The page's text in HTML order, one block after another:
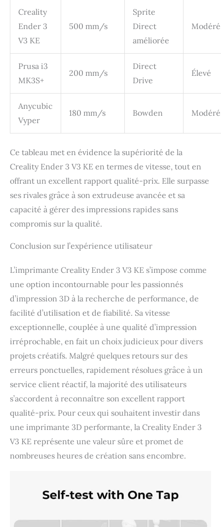
imprimantes en bon état
à tout moment.
Creality
Ender 3
V3 KE
500 mm/s
Sprite
Direct
améliorée
Modéré
Prusa i3
MK3S+
200 mm/s
Direct
Drive
Élevé
Anycubic
Vyper
180 mm/s Bowden Modéré
Ce tableau met en évidence la supériorité de la
Creality Ender 3 V3 KE en termes de vitesse, tout en
offrant un excellent rapport qualité-prix. Elle surpasse
ses rivales grâce à son extrudeuse avancée et sa
capacité à gérer des impressions rapides sans
compromis sur la qualité.
Conclusion sur l’expérience utilisateur
L’imprimante Creality Ender 3 V3 KE s’impose comme
une option incontournable pour les passionnés
d’impression 3D à la recherche de performance, de
facilité d’utilisation et de fiabilité. Sa vitesse
exceptionnelle, couplée à une qualité d’impression
irréprochable, en fait un choix judicieux pour divers
projets créatifs. Malgré quelques retours sur des
erreurs ponctuelles, rapidement résolues grâce à un
service client réactif, la majorité des utilisateurs
s’accordent à reconnaître son excellent rapport
qualité-prix. Pour ceux qui souhaitent investir dans
une imprimante 3D performante, la Creality Ender 3
V3 KE représente une valeur sûre et promet de
nombreuses heures de création sans encombre.